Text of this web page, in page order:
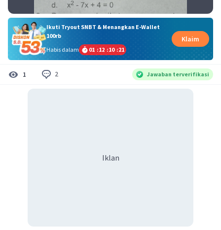
Ikuti Tryout SNBT & Menangkan E-Wallet
100rb
Habis dalam
01 :12 :10 :21
Klaim
1 2 Jawaban terverifikasi
Iklan